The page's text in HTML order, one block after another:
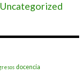
Uncategorized
docencia